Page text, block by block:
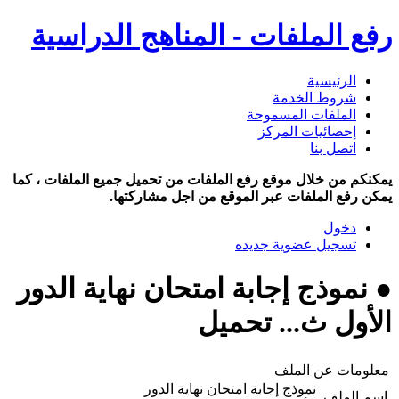
رفع الملفات - المناهج الدراسية
الرئيسية
شروط الخدمة
الملفات المسموحة
إحصائيات المركز
اتصل بنا
يمكنكم من خلال موقع رفع الملفات من تحميل جميع الملفات ، كما
يمكن رفع الملفات عبر الموقع من اجل مشاركتها.
دخول
تسجيل عضوية جديده
● نموذج إجابة امتحان نهاية الدور
الأول ث... تحميل
معلومات عن الملف
نموذج إجابة امتحان نهاية الدور